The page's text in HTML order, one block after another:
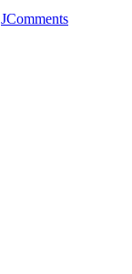
JComments